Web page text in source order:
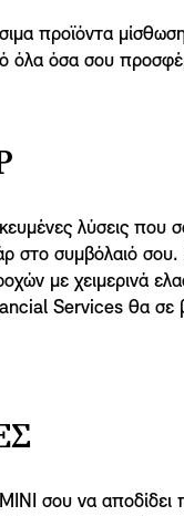
προϊόντα
όλα όσα σου
λύσεις που
στο συμβόλαιό
με χειμερινά
Services θα σε
σου να αποδίδει